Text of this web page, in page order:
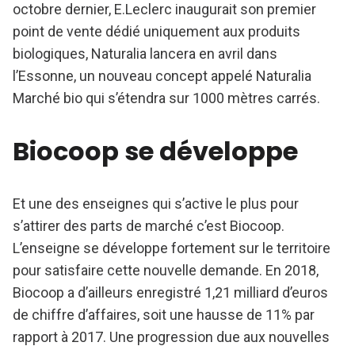
octobre dernier, E.Leclerc inaugurait son premier
point de vente dédié uniquement aux produits
biologiques, Naturalia lancera en avril dans
l’Essonne, un nouveau concept appelé Naturalia
Marché bio qui s’étendra sur 1000 mètres carrés.
Biocoop se développe
Et une des enseignes qui s’active le plus pour
s’attirer des parts de marché c’est Biocoop.
L’enseigne se développe fortement sur le territoire
pour satisfaire cette nouvelle demande. En 2018,
Biocoop a d’ailleurs enregistré 1,21 milliard d’euros
de chiffre d’affaires, soit une hausse de 11% par
rapport à 2017. Une progression due aux nouvelles